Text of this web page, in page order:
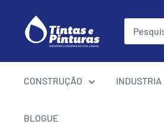
conteúdo
CONSTRUÇÃO INDUSTRIA
BLOGUE